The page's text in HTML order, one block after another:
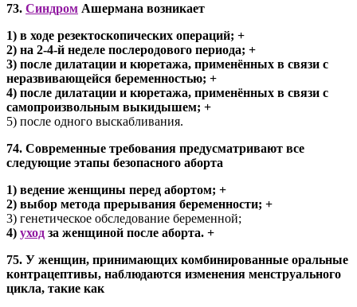
73. Синдром Ашермана возникает
1) в ходе резектоскопических операций; +
2) на 2-4-й неделе послеродового периода; +
3) после дилатации и кюретажа, применённых в связи с
неразвивающейся беременностью; +
4) после дилатации и кюретажа, применённых в связи с
самопроизвольным выкидышем; +
5) после одного выскабливания.
74. Современные требования предусматривают все
следующие этапы безопасного аборта
1) ведение женщины перед абортом; +
2) выбор метода прерывания беременности; +
3) генетическое обследование беременной;
4) уход за женщиной после аборта. +
75. У женщин, принимающих комбинированные оральные
контрацептивы, наблюдаются изменения менструального
цикла, такие как